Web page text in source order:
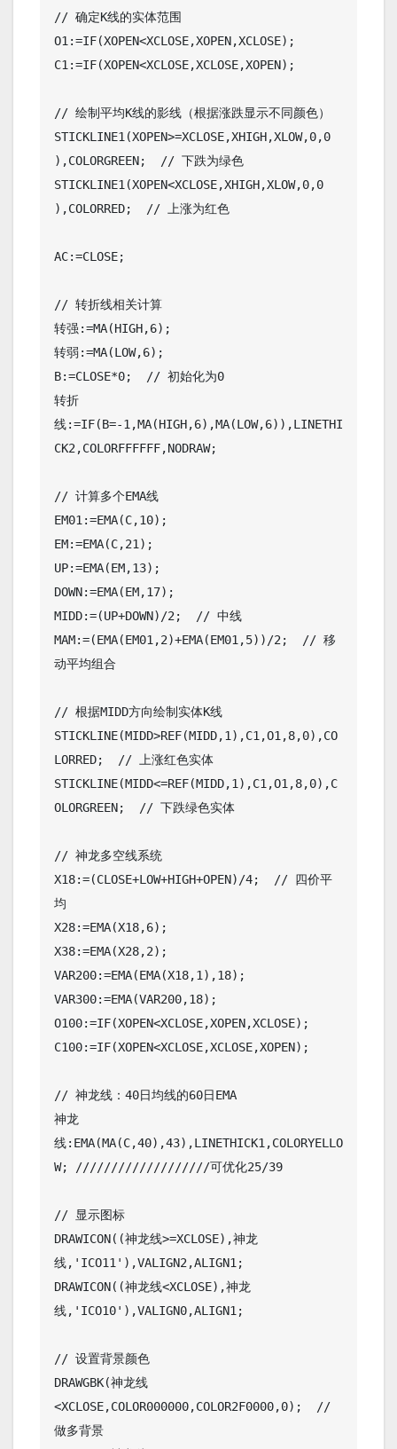
// 确定K线的实体范围
O1:=IF(XOPEN<XCLOSE,XOPEN,XCLOSE);
C1:=IF(XOPEN<XCLOSE,XCLOSE,XOPEN);
// 绘制平均K线的影线（根据涨跌显示不同颜色）
STICKLINE1(XOPEN>=XCLOSE,XHIGH,XLOW,0,0
),COLORGREEN;  // 下跌为绿色
STICKLINE1(XOPEN<XCLOSE,XHIGH,XLOW,0,0
),COLORRED;  // 上涨为红色
AC:=CLOSE;
// 转折线相关计算
转强:=MA(HIGH,6);
转弱:=MA(LOW,6);
B:=CLOSE*0;  // 初始化为0
转折
线:=IF(B=-1,MA(HIGH,6),MA(LOW,6)),LINETHI
CK2,COLORFFFFFF,NODRAW;
// 计算多个EMA线
EM01:=EMA(C,10);
EM:=EMA(C,21);
UP:=EMA(EM,13);
DOWN:=EMA(EM,17);
MIDD:=(UP+DOWN)/2;  // 中线
MAM:=(EMA(EM01,2)+EMA(EM01,5))/2;  // 移
动平均组合
// 根据MIDD方向绘制实体K线
STICKLINE(MIDD>REF(MIDD,1),C1,O1,8,0),CO
LORRED;  // 上涨红色实体
STICKLINE(MIDD<=REF(MIDD,1),C1,O1,8,0),C
OLORGREEN;  // 下跌绿色实体
// 神龙多空线系统
X18:=(CLOSE+LOW+HIGH+OPEN)/4;  // 四价平
均
X28:=EMA(X18,6);
X38:=EMA(X28,2);
VAR200:=EMA(EMA(X18,1),18);
VAR300:=EMA(VAR200,18);
O100:=IF(XOPEN<XCLOSE,XOPEN,XCLOSE);
C100:=IF(XOPEN<XCLOSE,XCLOSE,XOPEN);
// 神龙线：40日均线的60日EMA
神龙
线:EMA(MA(C,40),43),LINETHICK1,COLORYELLO
W; ///////////////////可优化25/39
// 显示图标
DRAWICON((神龙线>=XCLOSE),神龙
线,'ICO11'),VALIGN2,ALIGN1;
DRAWICON((神龙线<XCLOSE),神龙
线,'ICO10'),VALIGN0,ALIGN1;
// 设置背景颜色
DRAWGBK(神龙线
<XCLOSE,COLOR000000,COLOR2F0000,0);  //
做多背景